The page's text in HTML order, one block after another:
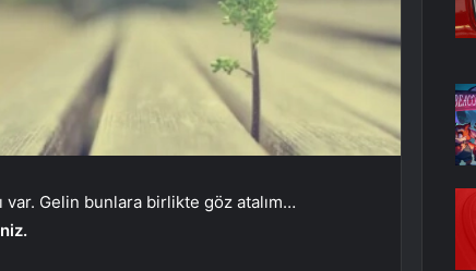
var. Gelin bunlara birlikte göz atalım…